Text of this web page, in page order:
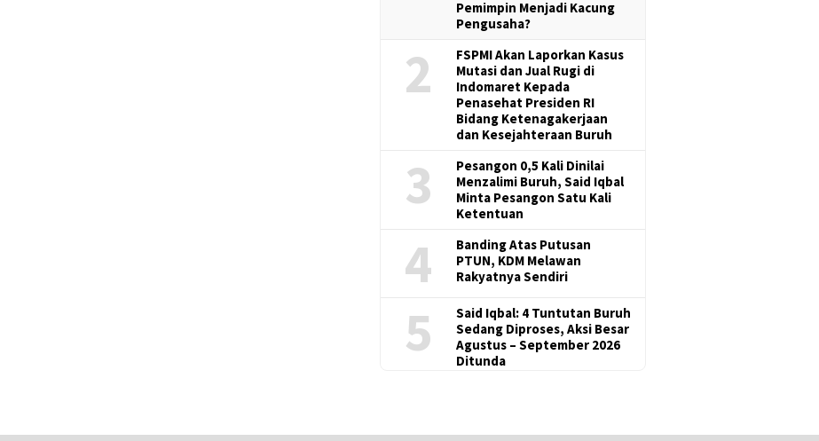
Pemimpin Menjadi Kacung
Pengusaha?
2
FSPMI Akan Laporkan Kasus
Mutasi dan Jual Rugi di
Indomaret Kepada
Penasehat Presiden RI
Bidang Ketenagakerjaan
dan Kesejahteraan Buruh
3
Pesangon 0,5 Kali Dinilai
Menzalimi Buruh, Said Iqbal
Minta Pesangon Satu Kali
Ketentuan
4
Banding Atas Putusan
PTUN, KDM Melawan
Rakyatnya Sendiri
5
Said Iqbal: 4 Tuntutan Buruh
Sedang Diproses, Aksi Besar
Agustus – September 2026
Ditunda